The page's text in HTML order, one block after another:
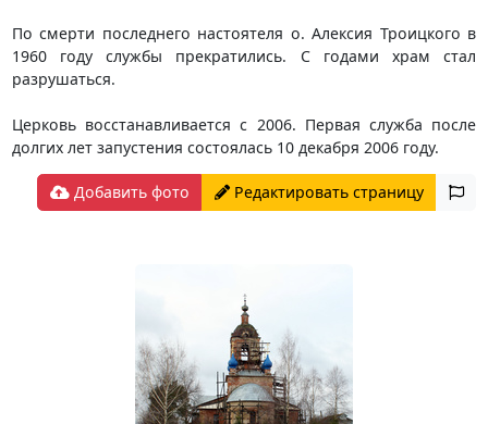
По смерти последнего настоятеля о. Алексия Троицкого в
1960 году службы прекратились. С годами храм стал
разрушаться.
Церковь восстанавливается с 2006. Первая служба после
долгих лет запустения состоялась 10 декабря 2006 году.
Добавить фото Редактировать страницу